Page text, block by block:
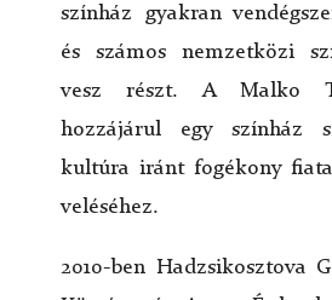
színház gyakran
és számos nemzetközi
vesz részt. A Malko
hozzájárul egy színház
kultúra iránt fogékony
veléséhez.
2010-ben Hadzsikosztova
Nyugdíjas klub
Archívum
Bolgár ünnepek
Fotók
Dokumentumok